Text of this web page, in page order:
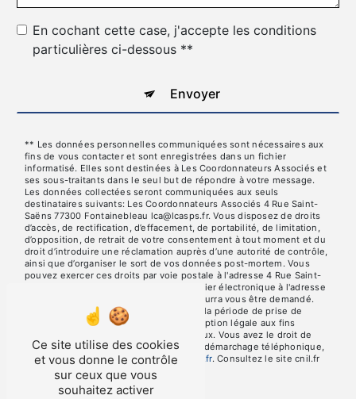
En cochant cette case, j'accepte les conditions
particulières ci-dessous **
Envoyer
** Les données personnelles communiquées sont nécessaires aux
fins de vous contacter et sont enregistrées dans un fichier
informatisé. Elles sont destinées à Les Coordonnateurs Associés et
ses sous-traitants dans le seul but de répondre à votre message.
Les données collectées seront communiquées aux seuls
destinataires suivants: Les Coordonnateurs Associés 4 Rue Saint-
Saëns 77300 Fontainebleau lca@lcasps.fr. Vous disposez de droits
d’accès, de rectification, d’effacement, de portabilité, de limitation,
d’opposition, de retrait de votre consentement à tout moment et du
droit d’introduire une réclamation auprès d’une autorité de contrôle,
ainsi que d’organiser le sort de vos données post-mortem. Vous
pouvez exercer ces droits par voie postale à l'adresse 4 Rue Saint-
Saëns 77300 Fontainebleau ou par courrier électronique à l'adresse
lca@lcasps.fr. Un justificatif d'identité pourra vous être demandé.
Nous conservons vos données pendant la période de prise de
contact puis pendant la durée de prescription légale aux fins
probatoires et de gestion des contentieux. Vous avez le droit de
vous inscrire sur la liste d'opposition au démarchage téléphonique,
disponible à cette adresse:Bloctel.gouv.fr. Consultez le site cnil.fr
pour plus d’informations sur vos droits.
Ce site utilise des cookies
et vous donne le contrôle
sur ceux que vous
souhaitez activer